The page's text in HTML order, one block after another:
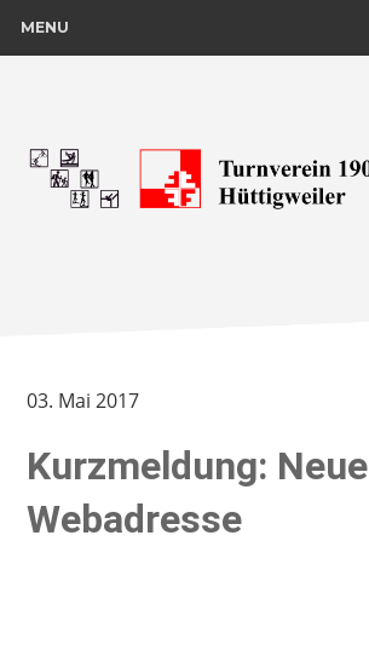
MENU
03. Mai 2017
Kurzmeldung: Neue
Webadresse